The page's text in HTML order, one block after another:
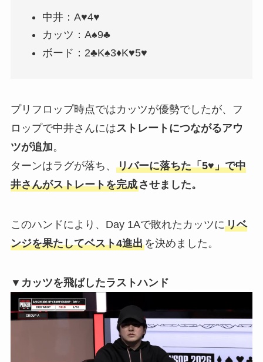
中井：A♥4♥
カッツ：A♠9♣
ボード：2♣K♠3♦K♥5♥
プリフロップ時点ではカッツが優勢でしたが、フ
ロップで中井さんにはストレートにつながるアウ
ツが追加。
ターンはラグが落ち、 リバーに落ちた「5♥」で中
井さんがストレートを完成させました。
このハンドにより、Day 1Aで敗れたカッツにリベ
ンジを果たしてベスト4進出を決めました。
▼カッツを飛ばしたラストハンド